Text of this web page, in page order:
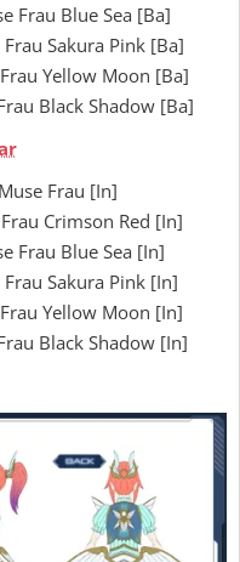
Frau Blue Sea [Ba]
Sakura Pink [Ba]
Yellow Moon [Ba]
Black Shadow [Ba]
Frau [In]
Crimson Red [In]
Frau Blue Sea [In]
Sakura Pink [In]
Yellow Moon [In]
Black Shadow [In]